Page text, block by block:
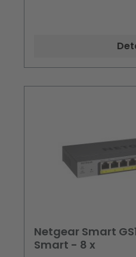
Netgear Smart
Smart - 8 x